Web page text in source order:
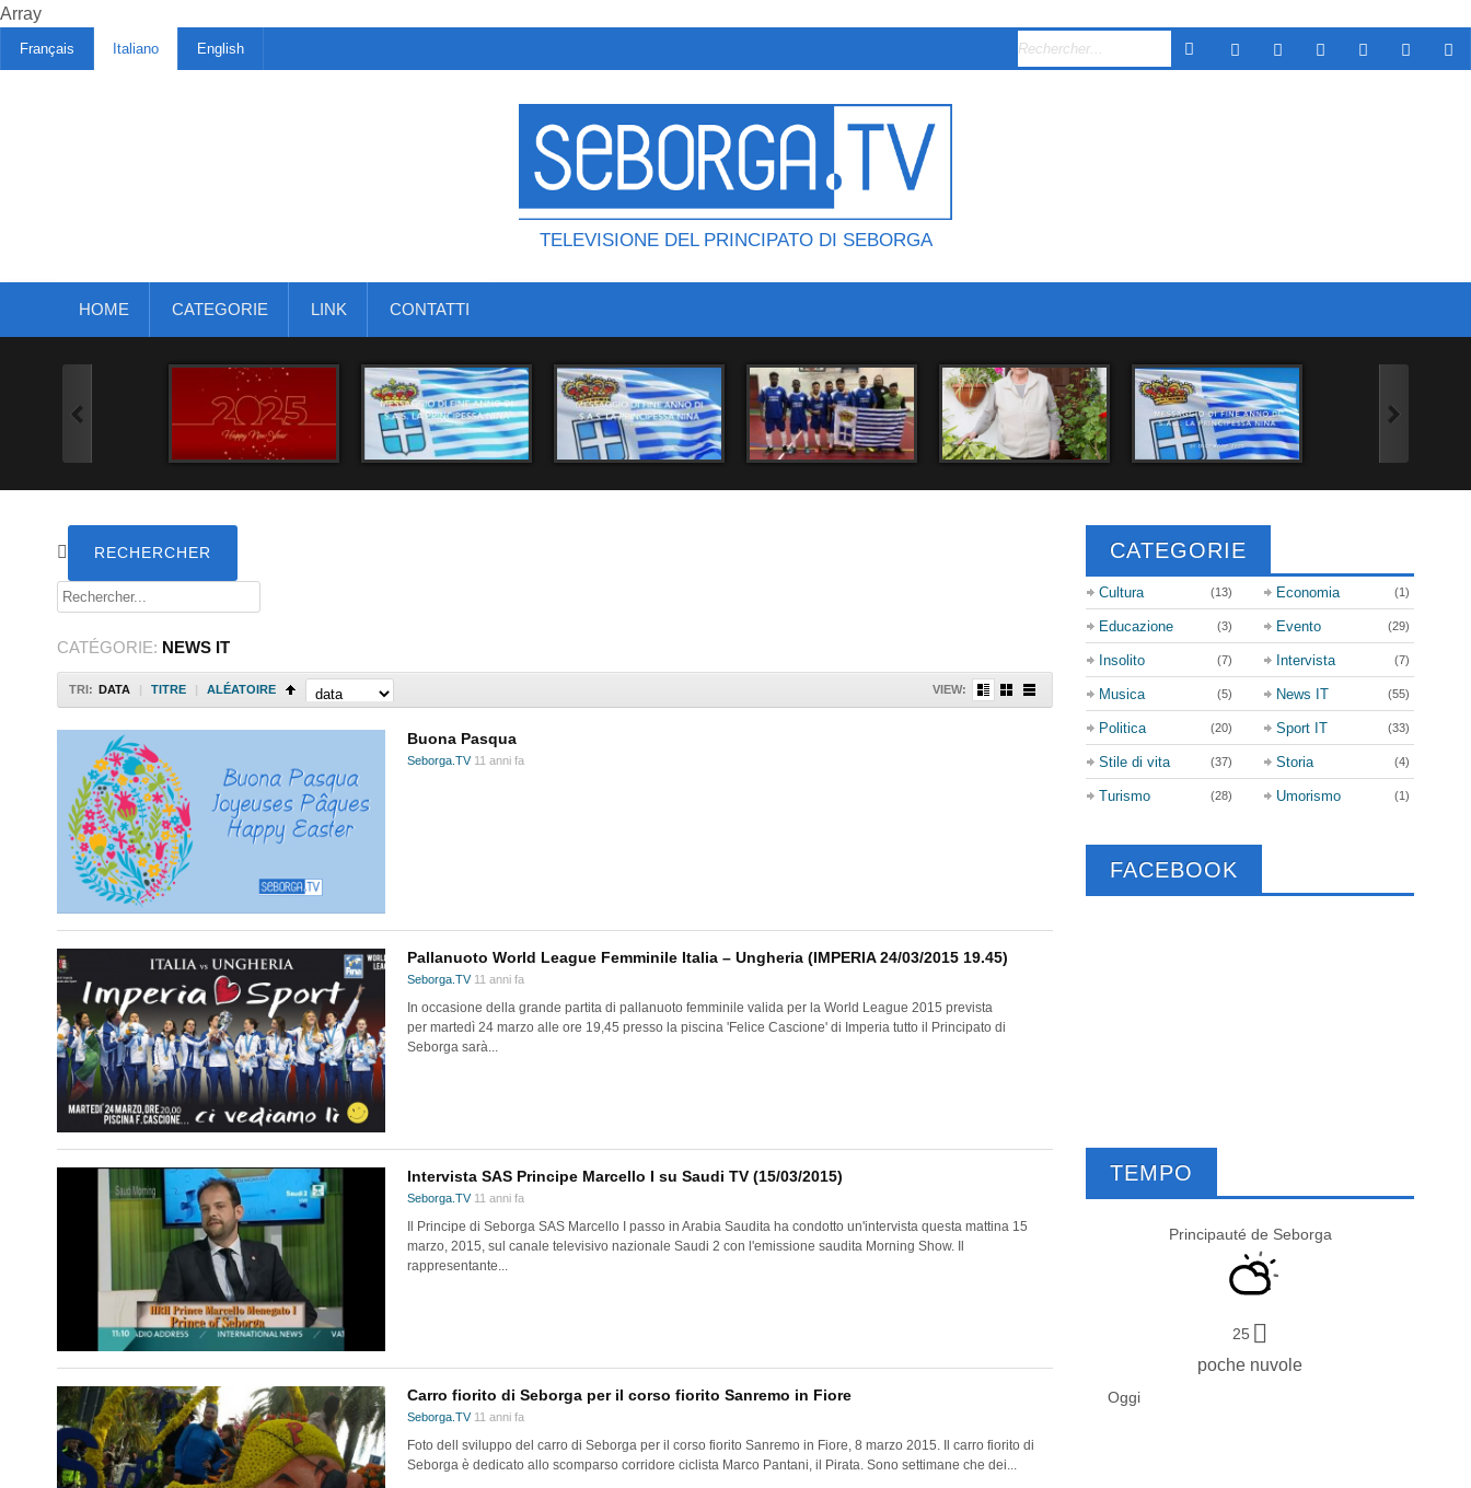
Array
Français Italiano English
TELEVISIONE DEL PRINCIPATO DI SEBORGA
HOME CATEGORIE LINK CONTATTI
CATÉGORIE: NEWS IT
TRI: DATA | TITRE | ALÉATOIRE VIEW:
Buona Pasqua
Seborga.TV 11 anni fa
Pallanuoto World League Femminile Italia – Ungheria (IMPERIA 24/03/2015 19.45)
Seborga.TV 11 anni fa
In occasione della grande partita di pallanuoto femminile valida per la World League 2015 prevista
per martedì 24 marzo alle ore 19,45 presso la piscina 'Felice Cascione' di Imperia tutto il Principato di
Seborga sarà...
Intervista SAS Principe Marcello I su Saudi TV (15/03/2015)
Seborga.TV 11 anni fa
Il Principe di Seborga SAS Marcello I passo in Arabia Saudita ha condotto un'intervista questa mattina 15
marzo, 2015, sul canale televisivo nazionale Saudi 2 con l'emissione saudita Morning Show. Il
rappresentante...
Carro fiorito di Seborga per il corso fiorito Sanremo in Fiore
Seborga.TV 11 anni fa
Foto dell sviluppo del carro di Seborga per il corso fiorito Sanremo in Fiore, 8 marzo 2015. Il carro fiorito di
Seborga è dedicato allo scomparso corridore ciclista Marco Pantani, il Pirata. Sono settimane che dei...
CATEGORIE
Cultura (13) Economia (1)
Educazione (3) Evento (29)
Insolito (7) Intervista (7)
Musica (5) News IT (55)
Politica (20) Sport IT (33)
Stile di vita (37) Storia (4)
Turismo (28) Umorismo (1)
FACEBOOK
TEMPO
Principauté de Seborga
25
poche nuvole
Oggi